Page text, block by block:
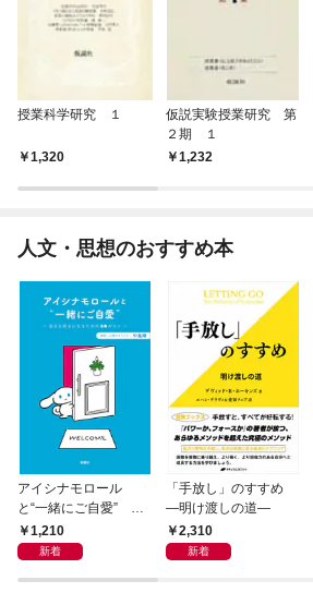
授業科学研究 １
1,320
仮説実験授業研究 第
２期 １
1,232
人文・思想のおすすめ本
アイシナモロール
と“一緒にご自愛” ～
自分を好きになるため
の56のコツ～
1,210
新着
「手放し」のすすめ
―明け渡しの道―
2,310
新着